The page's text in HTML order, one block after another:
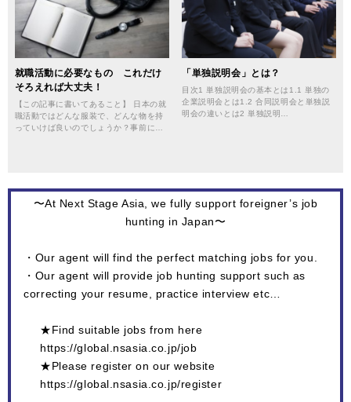
就職活動に必要なもの これだけ
そろえれば大丈夫！
【この記事に書いてあること】 日本の就
職活動ではどんな服装で、どんな物を持
っていけば良いのでしょうか？事前に…
「単独説明会」とは？
目次1 単独説明会の基本とは1.1 単独の
企業説明会とは1.2 合同説明会と単独説
明会の違いとは2 単独説明…
〜At Next Stage Asia, we fully support foreigner’s job
hunting in Japan〜
・Our agent will find the perfect matching jobs for you.
・Our agent will provide job hunting support such as
correcting your resume, practice interview etc…
★Find suitable jobs from here
https://global.nsasia.co.jp/job
★Please register on our website
https://global.nsasia.co.jp/register